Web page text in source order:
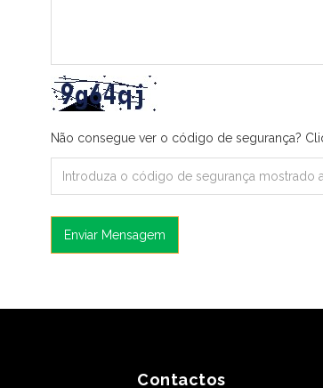
Não consegue ver o código de segurança?
Enviar Mensagem
Contactos